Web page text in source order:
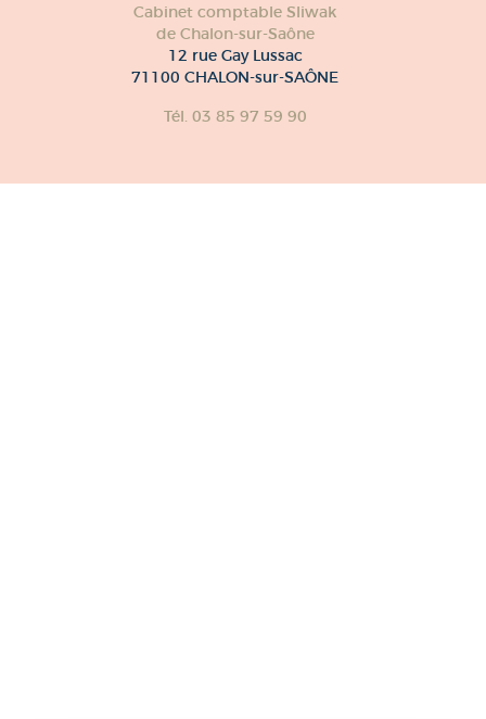
Cabinet comptable Sliwak
de Chalon-sur-Saône
12 rue Gay Lussac
71100 CHALON-sur-SAÔNE
Tél. 03 85 97 59 90